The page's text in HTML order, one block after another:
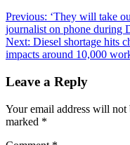
Post
navigation
Previous: ‘They will take
journalist on phone during
Next: Diesel shortage hits
impacts around 10,000
Leave a Reply
Your email address will not
marked *